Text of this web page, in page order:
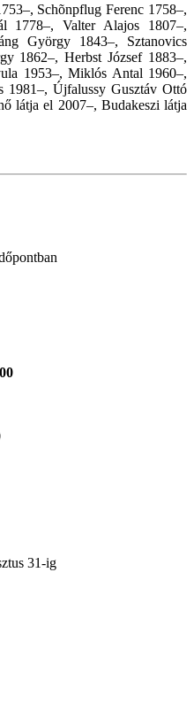
Schõnpflug Ferenc 1758–,
1778–, Valter Alajos 1807–,
György 1843–, Sztanovics
1862–, Herbst József 1883–,
1953–, Miklós Antal 1960–,
1981–, Újfalussy Gusztáv Ottó
látja el 2007–, Budakeszi látja
31-ig